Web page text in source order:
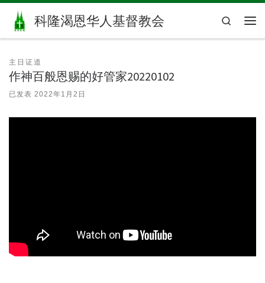
Skip to content
科隆渴恩华人基督教会
Search
主日证道
作神百般恩赐的好管家20220102
已发表 2022年1月2日